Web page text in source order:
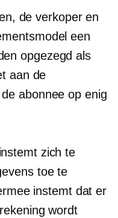
de verkoper en
een
opgezegd als
aan de
abonnee op enig
zich te
toe te
instemt dat er
wordt